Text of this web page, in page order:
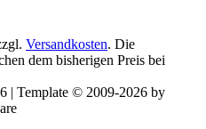
Versandkosten. Die
dem bisherigen Preis bei
| Template © 2009-2026 by